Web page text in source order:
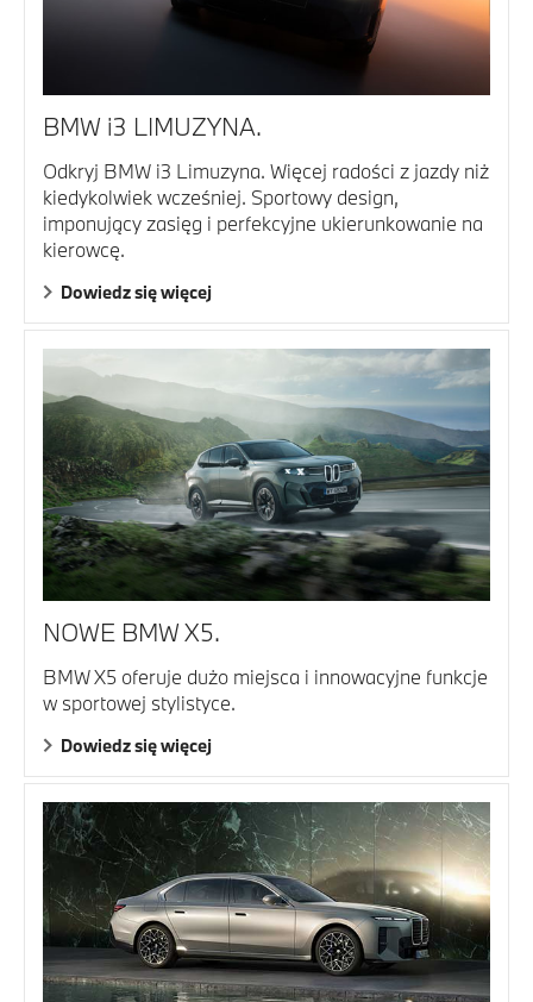
BMW i3 LIMUZYNA.
Odkryj BMW i3 Limuzyna. Więcej radości z jazdy niż
kiedykolwiek wcześniej. Sportowy design,
imponujący zasięg i perfekcyjne ukierunkowanie na
kierowcę.
Dowiedz się więcej
NOWE BMW X5.
BMW X5 oferuje dużo miejsca i innowacyjne funkcje
w sportowej stylistyce.
Dowiedz się więcej